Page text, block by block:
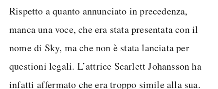
Rispetto a quanto annunciato in precedenza,
manca una voce, che era stata presentata con il
nome di Sky, ma che non è stata lanciata per
questioni legali. L’attrice Scarlett Johansson ha
infatti affermato che era troppo simile alla sua.